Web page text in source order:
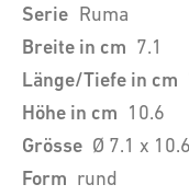
Serie Ruma
Breite in cm 7.1
Länge/Tiefe in cm
Höhe in cm 10.6
Grösse Ø 7.1 x
Form rund